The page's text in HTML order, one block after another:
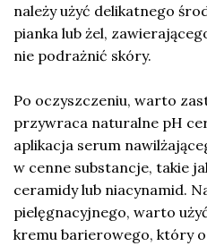
należy użyć delikatnego
pianka lub żel,
nie podrażnić skóry.
Po oczyszczeniu, warto
przywraca naturalne pH
aplikacja serum
w cenne substancje, takie
ceramidy lub niacynamid.
pielęgnacyjnego, warto
kremu barierowego, który